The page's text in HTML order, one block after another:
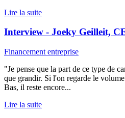
Lire la suite
Interview - Joeky Geilleit,
Financement entreprise
"Je pense que la part de ce type de
que grandir. Si l'on regarde le
Bas, il reste encore...
Lire la suite